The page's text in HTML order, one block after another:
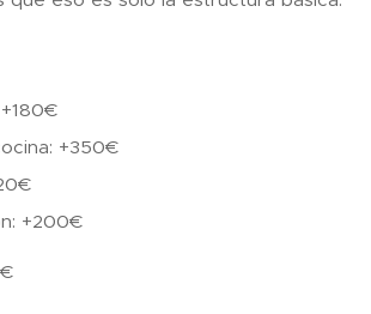
+350€
+200€